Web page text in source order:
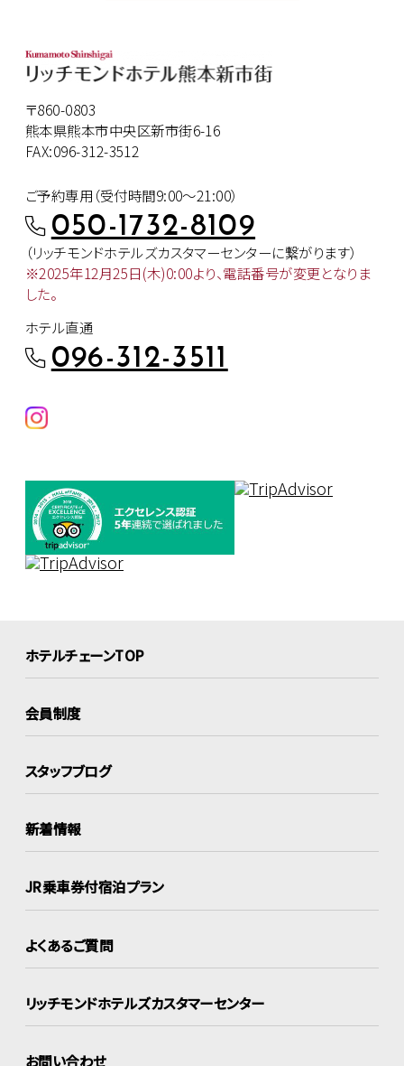
〒860-0803
熊本県熊本市中央区新市街6-16
FAX:096-312-3512
ご予約専用（受付時間9:00～21:00）
050-1732-8109
（リッチモンドホテルズカスタマーセンターに繋がります）
※2025年12月25日(木)0:00より、電話番号が変更となりま
した。
ホテル直通
096-312-3511
ホテルチェーンTOP
会員制度
スタッフブログ
新着情報
JR乗車券付宿泊プラン
よくあるご質問
リッチモンドホテルズカスタマーセンター
お問い合わせ